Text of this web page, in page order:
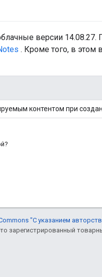
версии 14.08.27.
. Кроме того, в этом
контентом при
"С указанием
зарегистрированный